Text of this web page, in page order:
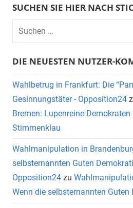
SUCHEN SIE HIER NACH
DIE NEUESTEN NUTZER-
Wahlbetrug in Frankfurt: Die
Gesinnungstäter - Opposition24
Bremen: Lupenreine Demokraten
Stimmenklau
Wahlmanipulation in
selbsternannten Guten
Opposition24 zu
Wenn die selbsternannten Guten